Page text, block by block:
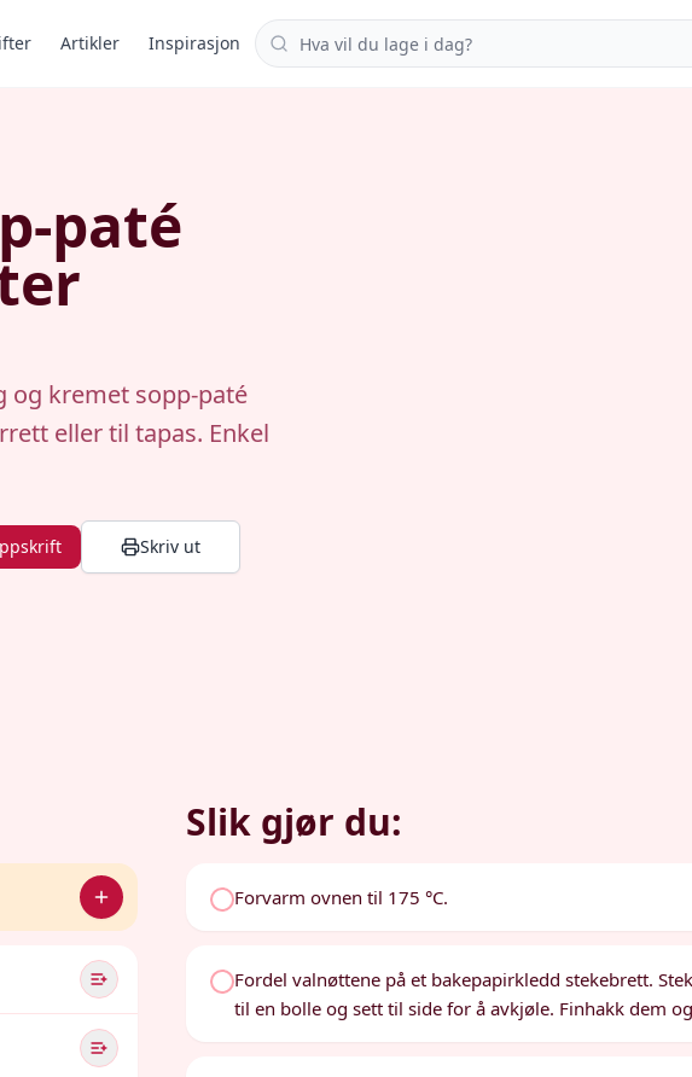
Artikler Inspirasjon Søk i oppskrifter
paté
og kremet sopp-paté
eller til tapas. Enkel
Skriv ut
Slik gjør du:
Forvarm ovnen til 175 °C.
Fordel valnøttene på et bakepapirkledd stekebrett.
til en bolle og sett til side for å avkjøle. Finhakk dem